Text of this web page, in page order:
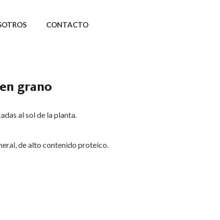
CONTACTO
grano
al sol de la planta.
de alto contenido proteico.